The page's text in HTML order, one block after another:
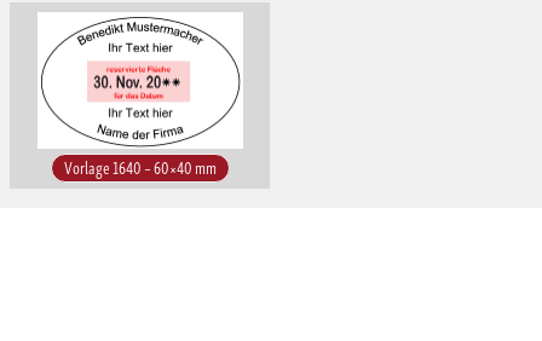
Vorlage 1640 – 60×40 mm